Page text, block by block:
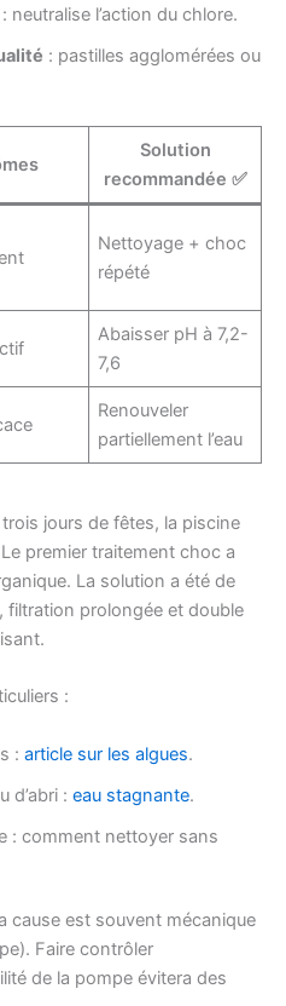
: neutralise l’action du chlore.
: pastilles agglomérées ou
Solution
recommandée ✅
Nettoyage + choc
répété
Abaisser pH à 7,2-
7,6
Renouveler
partiellement l’eau
jours de fêtes, la piscine
premier traitement choc a
La solution a été de
filtration prolongée et double
:
: article sur les algues.
d’abri : eau stagnante.
: comment nettoyer sans
cause est souvent mécanique
Faire contrôler
de la pompe évitera des